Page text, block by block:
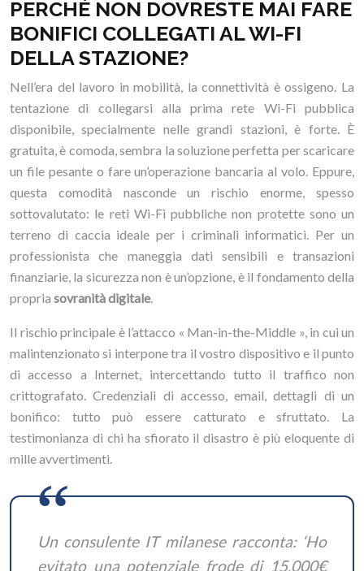
PERCHÉ NON DOVRESTE MAI FARE
BONIFICI COLLEGATI AL WI-FI
DELLA STAZIONE?
Nell’era del lavoro in mobilità, la connettività è ossigeno. La
tentazione di collegarsi alla prima rete Wi-Fi pubblica
disponibile, specialmente nelle grandi stazioni, è forte. È
gratuita, è comoda, sembra la soluzione perfetta per scaricare
un file pesante o fare un’operazione bancaria al volo. Eppure,
questa comodità nasconde un rischio enorme, spesso
sottovalutato: le reti Wi-Fi pubbliche non protette sono un
terreno di caccia ideale per i criminali informatici. Per un
professionista che maneggia dati sensibili e transazioni
finanziarie, la sicurezza non è un’opzione, è il fondamento della
propria sovranità digitale.
Il rischio principale è l’attacco « Man-in-the-Middle », in cui un
malintenzionato si interpone tra il vostro dispositivo e il punto
di accesso a Internet, intercettando tutto il traffico non
crittografato. Credenziali di accesso, email, dettagli di un
bonifico: tutto può essere catturato e sfruttato. La
testimonianza di chi ha sfiorato il disastro è più eloquente di
mille avvertimenti.
Un consulente IT milanese racconta: ‘Ho
evitato una potenziale frode di 15.000€